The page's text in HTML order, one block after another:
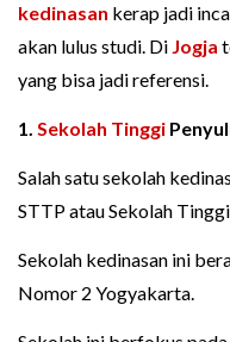
kedinasan kerap jadi
akan lulus studi. Di Jogja
yang bisa jadi referensi.
1. Sekolah Tinggi
Salah satu sekolah
STTP atau Sekolah
Sekolah kedinasan ini
Nomor 2 Yogyakarta.